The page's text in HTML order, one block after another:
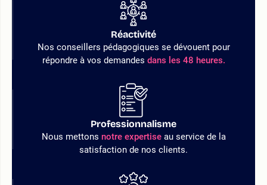
Réactivité
Nos conseillers pédagogiques se dévouent pour
répondre à vos demandes dans les 48 heures.
Professionnalisme
Nous mettons notre expertiseau service de la
satisfaction de nos clients.